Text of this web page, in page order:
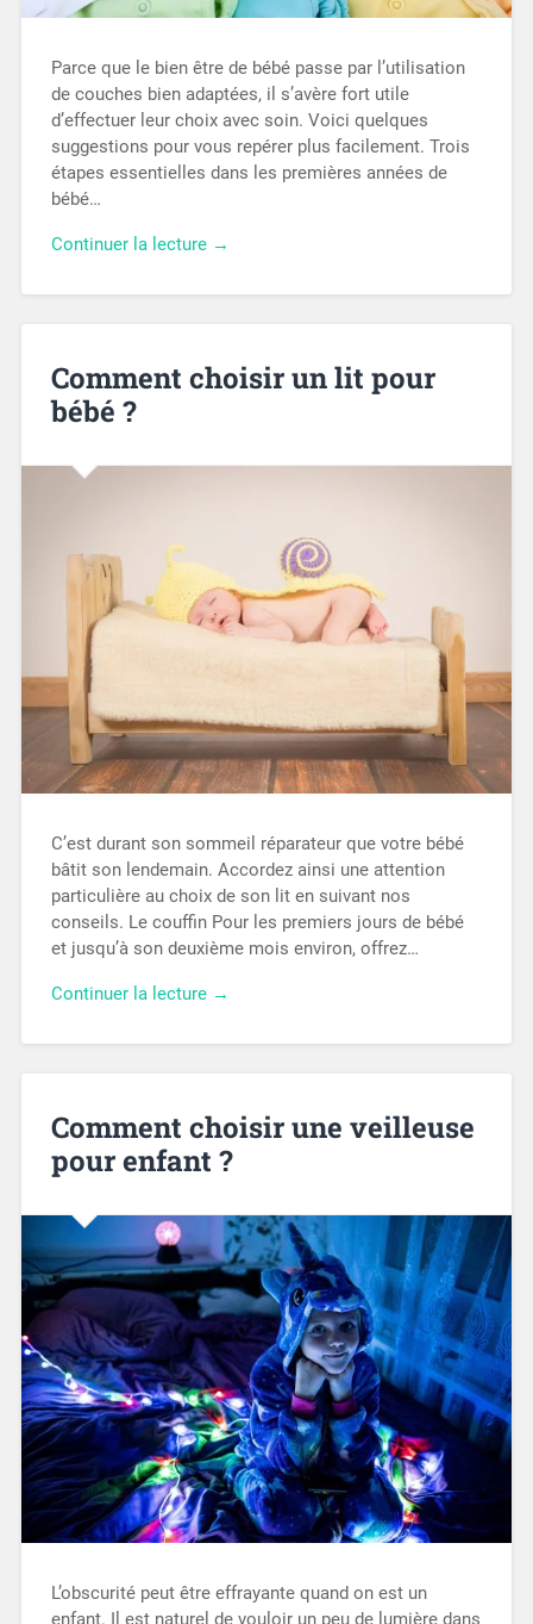
Parce que le bien être de bébé passe par l’utilisation
de couches bien adaptées, il s’avère fort utile
d’effectuer leur choix avec soin. Voici quelques
suggestions pour vous repérer plus facilement. Trois
étapes essentielles dans les premières années de
bébé…
Continuer la lecture →
Comment choisir un lit pour
bébé ?
C’est durant son sommeil réparateur que votre bébé
bâtit son lendemain. Accordez ainsi une attention
particulière au choix de son lit en suivant nos
conseils. Le couffin Pour les premiers jours de bébé
et jusqu’à son deuxième mois environ, offrez…
Continuer la lecture →
Comment choisir une veilleuse
pour enfant ?
L’obscurité peut être effrayante quand on est un
enfant. Il est naturel de vouloir un peu de lumière dans